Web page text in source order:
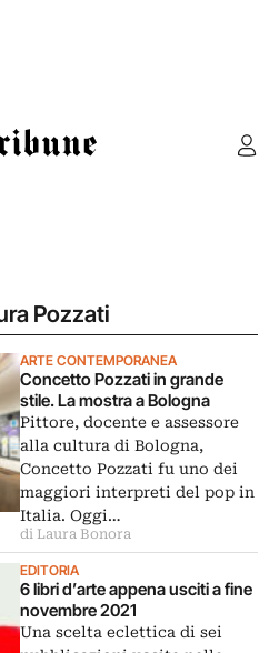
Pozzati
ARTE CONTEMPORANEA
Concetto Pozzati in grande
stile. La mostra a Bologna
Pittore, docente e assessore
alla cultura di Bologna,
Concetto Pozzati fu uno dei
maggiori interpreti del pop in
Italia. Oggi…
di Laura Bonora
EDITORIA
6 libri d’arte appena usciti a fine
novembre 2021
Una scelta eclettica di sei